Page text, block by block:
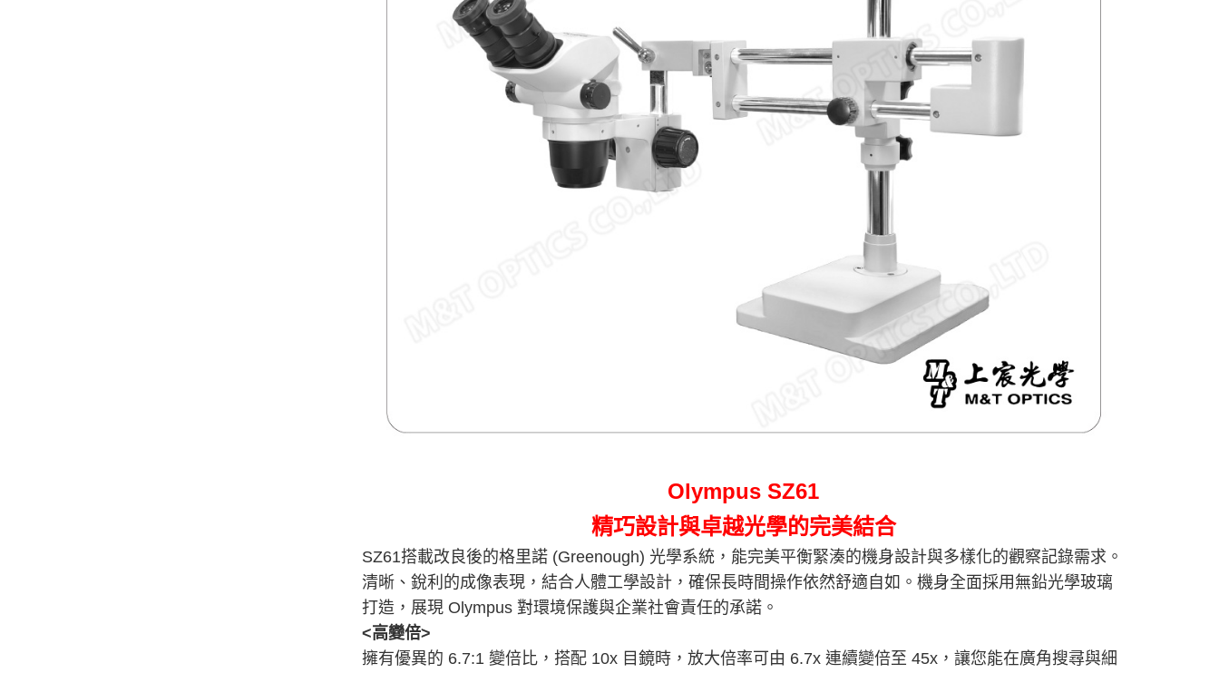
Olympus SZ61
精巧設計與卓越光學的完美結合
SZ61搭載改良後的格里諾 (Greenough) 光學系統，能完美平衡緊湊的機身設計與多樣化的觀察記錄需求。
清晰、銳利的成像表現，結合人體工學設計，確保長時間操作依然舒適自如。機身全面採用無鉛光學玻璃
打造，展現 Olympus 對環境保護與企業社會責任的承諾。
<高變倍>
擁有優異的 6.7:1 變倍比，搭配 10x 目鏡時，放大倍率可由 6.7x 連續變倍至 45x，讓您能在廣角搜尋與細